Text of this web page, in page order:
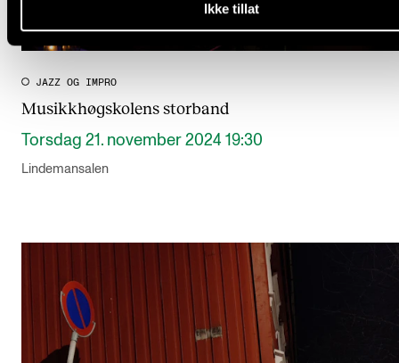
Ikke tillat
JAZZ OG IMPRO
Musikkhøgskolens storband
Torsdag 21. november 2024 19:30
Lindemansalen